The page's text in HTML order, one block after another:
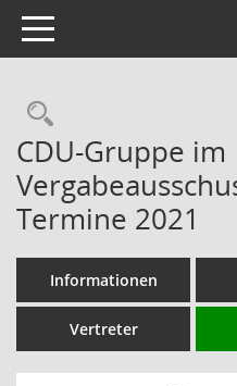
Toggle navigation
CDU-Gruppe im
Termine 2021
Informationen
Vertreter